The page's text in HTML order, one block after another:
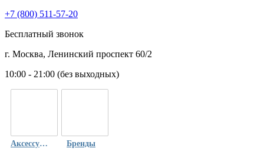
+7 (800) 511-57-20
Бесплатный звонок
г. Москва, Ленинский проспект 60/2
10:00 - 21:00 (без выходных)
Аксессуары Бренды